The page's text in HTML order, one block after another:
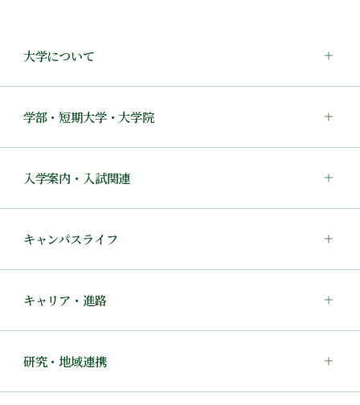
大学について
学部・短期大学・大学院
入学案内・入試関連
キャンパスライフ
キャリア・進路
研究・地域連携